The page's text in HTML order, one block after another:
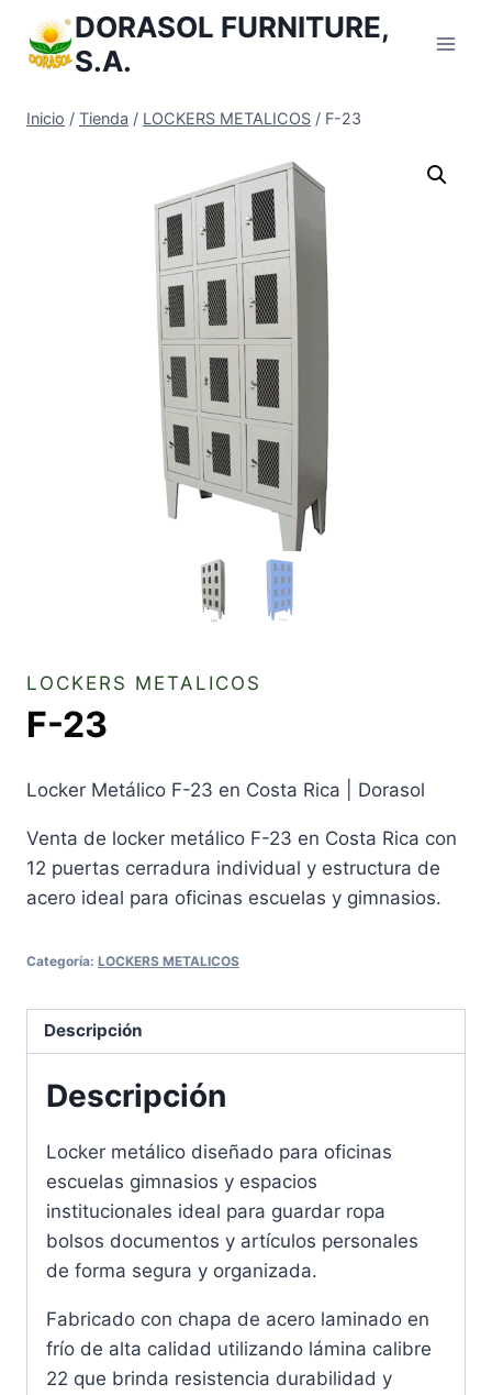
Contenido
DORASOL FURNITURE,
S.A.
Inicio / Tienda / LOCKERS METALICOS / F-23
LOCKERS METALICOS
F-23
Locker Metálico F-23 en Costa Rica | Dorasol
Venta de locker metálico F-23 en Costa Rica con
12 puertas cerradura individual y estructura de
acero ideal para oficinas escuelas y gimnasios.
Categoría: LOCKERS METALICOS
Descripción
Descripción
Locker metálico diseñado para oficinas
escuelas gimnasios y espacios
institucionales ideal para guardar ropa
bolsos documentos y artículos personales
de forma segura y organizada.
Fabricado con chapa de acero laminado en
frío de alta calidad utilizando lámina calibre
22 que brinda resistencia durabilidad y